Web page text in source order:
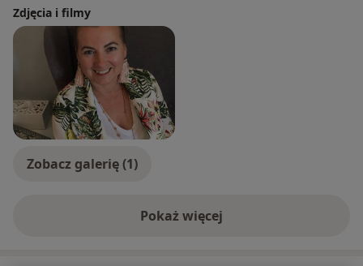
trudności i dolegliwości w naszym codziennym życiu.
Razem decydujemy o rozwiązaniu, o tym, czy to będzie
jedno, kilka spotkań, czy jednak zalecana będzie
psychoterapia.
Przyjmuję wszystkich gotowych na zmiany bez
względu na wiek, płeć, religię oraz orientację
seksualną.
liczyć na szacunek, uwagę, zaangażowanie z
Zdjęcia i filmy
Zobacz galerię (1)
Pokaż więcejo doświadczeniu